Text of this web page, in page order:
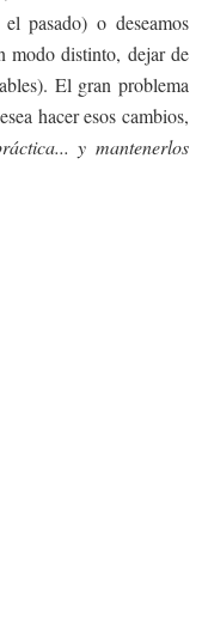
pasado) o deseamos
modo distinto, dejar de
El gran problema
hacer esos cambios,
y mantenerlos